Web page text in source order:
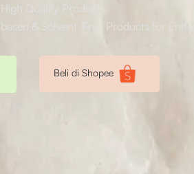
Quality Products
& Solvent-Free Products for
Beli di Shopee